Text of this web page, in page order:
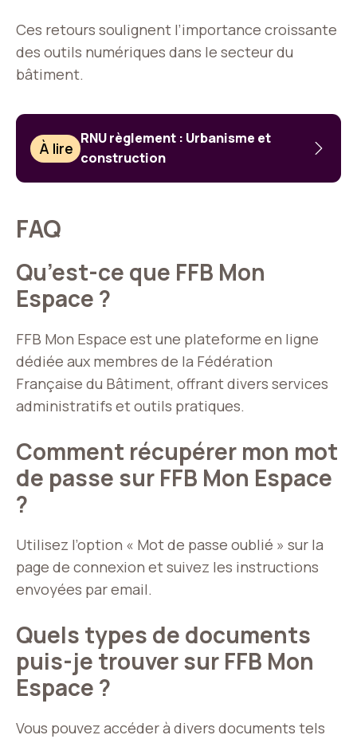
Ces retours soulignent l’importance croissante
des outils numériques dans le secteur du
bâtiment.
À lire
RNU règlement : Urbanisme et
construction
FAQ
Qu’est-ce que FFB Mon
Espace ?
FFB Mon Espace est une plateforme en ligne
dédiée aux membres de la Fédération
Française du Bâtiment, offrant divers services
administratifs et outils pratiques.
Comment récupérer mon mot
de passe sur FFB Mon Espace
?
Utilisez l’option « Mot de passe oublié » sur la
page de connexion et suivez les instructions
envoyées par email.
Quels types de documents
puis-je trouver sur FFB Mon
Espace ?
Vous pouvez accéder à divers documents tels